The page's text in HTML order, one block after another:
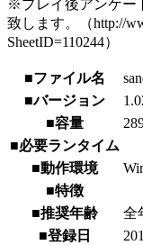
※プレイ後アンケー
致します。（http://
SheetID=110244）
■ファイル名
■バージョン
■容量
■必要ランタイム
■動作環境
■特徴
■推奨年齢
全
■登録日